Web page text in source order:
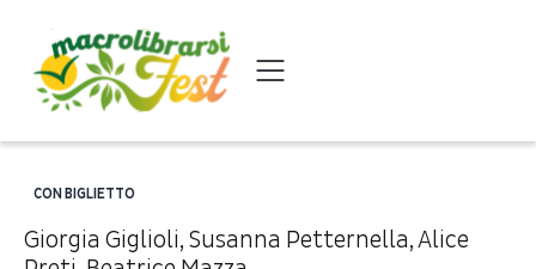
CON BIGLIETTO
Giorgia Giglioli, Susanna Petternella,Alice